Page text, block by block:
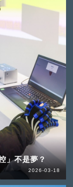
」不是夢？
2026-03-18